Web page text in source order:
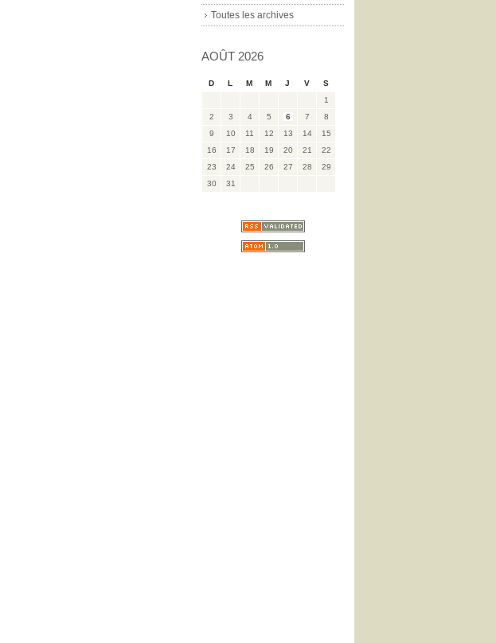
Toutes les archives
AOÛT 2026
D L M M J V
S
1
2
3 4 5 6 7
8
9
10 11 12 13 14
15
16
17 18 19 20 21
22
23
24 25 26 27 28
29
30
31